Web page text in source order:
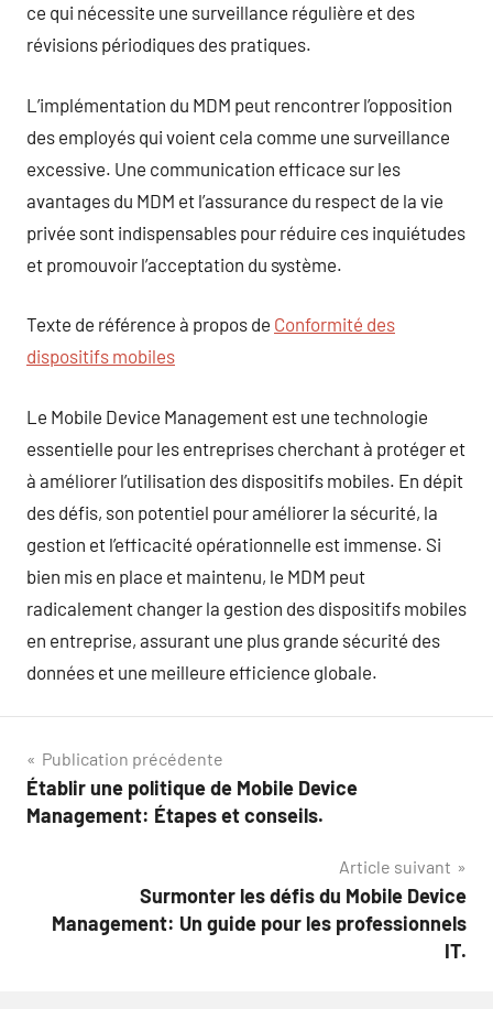
ce qui nécessite une surveillance régulière et des
révisions périodiques des pratiques.
L’implémentation du MDM peut rencontrer l’opposition
des employés qui voient cela comme une surveillance
excessive. Une communication efficace sur les
avantages du MDM et l’assurance du respect de la vie
privée sont indispensables pour réduire ces inquiétudes
et promouvoir l’acceptation du système.
Texte de référence à propos de Conformité des
dispositifs mobiles
Le Mobile Device Management est une technologie
essentielle pour les entreprises cherchant à protéger et
à améliorer l’utilisation des dispositifs mobiles. En dépit
des défis, son potentiel pour améliorer la sécurité, la
gestion et l’efficacité opérationnelle est immense. Si
bien mis en place et maintenu, le MDM peut
radicalement changer la gestion des dispositifs mobiles
en entreprise, assurant une plus grande sécurité des
données et une meilleure efficience globale.
Navigation
de
Publication précédente
Établir une politique de Mobile Device
Management: Étapes et conseils.
Article suivant
Surmonter les défis du Mobile Device
Management: Un guide pour les professionnels
IT.